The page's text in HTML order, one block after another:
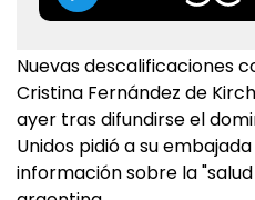
Nuevas descalificaciones
Cristina Fernández de
ayer tras difundirse el
Unidos pidió a su
información sobre la